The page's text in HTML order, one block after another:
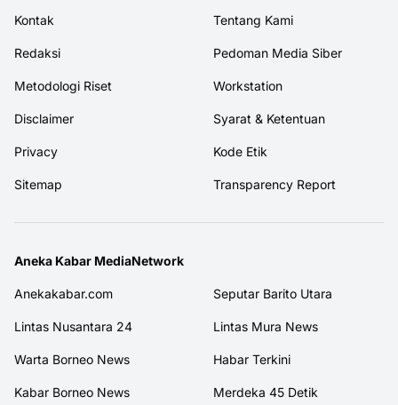
Kontak Tentang Kami
Redaksi Pedoman Media Siber
Metodologi Riset Workstation
Disclaimer Syarat & Ketentuan
Privacy Kode Etik
Sitemap Transparency Report
Aneka Kabar MediaNetwork
Anekakabar.com Seputar Barito Utara
Lintas Nusantara 24 Lintas Mura News
Warta Borneo News Habar Terkini
Kabar Borneo News Merdeka 45 Detik